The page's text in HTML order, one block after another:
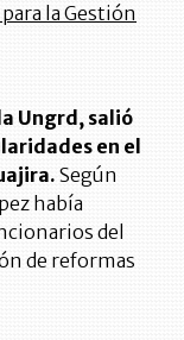
la Gestión
Ungrd, salió
en el
Según
había
del
de reformas